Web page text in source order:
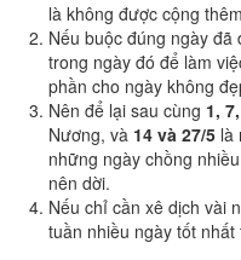
là không được cộng
Nếu buộc đúng ngày đã
trong ngày đó để làm
phần cho ngày không
Nên để lại sau cùng 1,
Nương, và 14 và 27/5 là
những ngày chồng
nên dời.
Nếu chỉ cần xê dịch vài
tuần nhiều ngày tốt nhất